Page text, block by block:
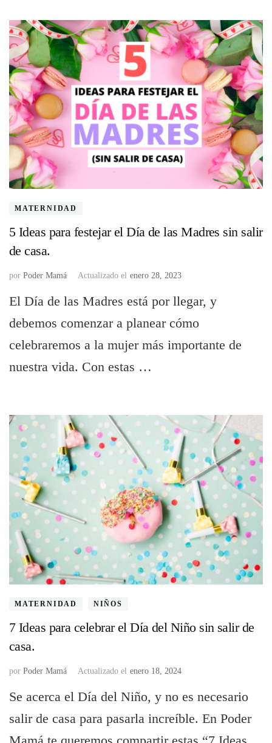
MATERNIDAD
5 Ideas para festejar el Día de las Madres sin salir
de casa.
por Poder Mamá Actualizado el enero 28, 2023
El Día de las Madres está por llegar, y
debemos comenzar a planear cómo
celebraremos a la mujer más importante de
nuestra vida. Con estas …
MATERNIDAD NIÑOS
7 Ideas para celebrar el Día del Niño sin salir de
casa.
por Poder Mamá Actualizado el enero 18, 2024
Se acerca el Día del Niño, y no es necesario
salir de casa para pasarla increíble. En Poder